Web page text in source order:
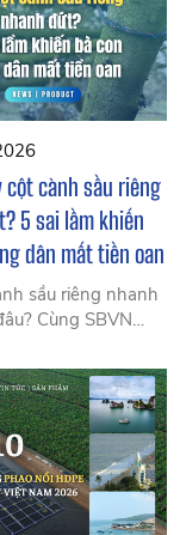
cột cành sầu riêng
5 sai lầm khiến
dân mất tiền oan
sầu riêng nhanh
Cùng SBVN
tốn kém và
dây bền 2-3 năm,
phí.